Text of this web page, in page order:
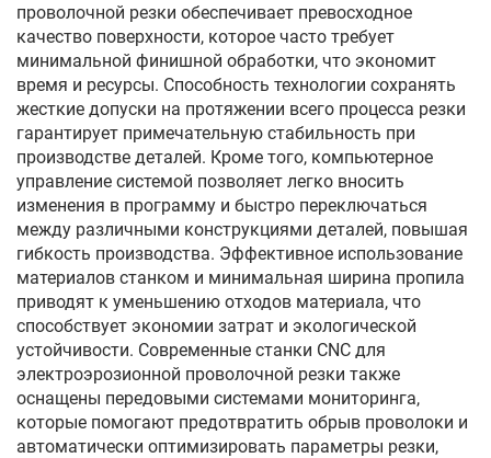
проволочной резки обеспечивает превосходное
качество поверхности, которое часто требует
минимальной финишной обработки, что экономит
время и ресурсы. Способность технологии сохранять
жесткие допуски на протяжении всего процесса резки
гарантирует примечательную стабильность при
производстве деталей. Кроме того, компьютерное
управление системой позволяет легко вносить
изменения в программу и быстро переключаться
между различными конструкциями деталей, повышая
гибкость производства. Эффективное использование
материалов станком и минимальная ширина пропила
приводят к уменьшению отходов материала, что
способствует экономии затрат и экологической
устойчивости. Современные станки CNC для
электроэрозионной проволочной резки также
оснащены передовыми системами мониторинга,
которые помогают предотвратить обрыв проволоки и
автоматически оптимизировать параметры резки,